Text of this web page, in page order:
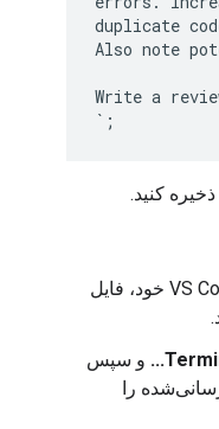
duplicate
Also note
Write a
` ;
ذخیره کنید.
و سپس
را